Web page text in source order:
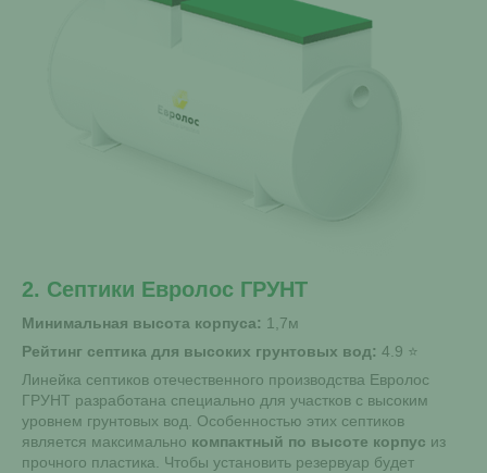
2. Септики Евролос ГРУНТ
Минимальная высота корпуса: 1,7м
Рейтинг септика для высоких грунтовых вод: 4.9
Линейка септиков отечественного производства Евролос
ГРУНТ разработана специально для участков с высоким
уровнем грунтовых вод. Особенностью этих септиков
является максимально компактный по высоте корпус из
прочного пластика. Чтобы установить резервуар будет